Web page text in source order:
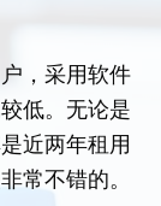
，采用软件
低。无论是
近两年租用
常不错的。